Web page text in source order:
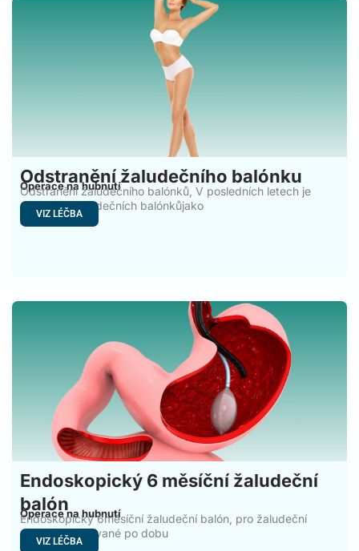
Odstranění žaludečního balónku
Operace na hubnutí
Odstranění žaludečního balónků, V posledních letech je
používání žaludečních balónkůjako
VIZ LÉČBA
Endoskopický 6 měsíční žaludeční
balón
Operace na hubnutí
Endoskopický 6měsíční žaludeční balón, pro žaludeční
operace používané po dobu
VIZ LÉČBA